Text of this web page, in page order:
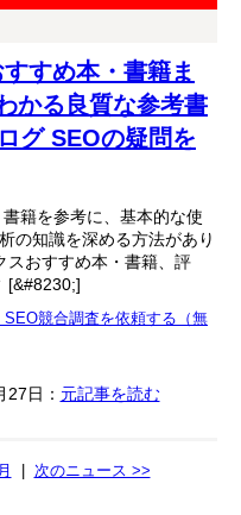
すめ本・書籍ま
かる良質な参考書
グ SEOの疑問を
籍を参考に、基本的な使
の知識を深める方法があり
スおすすめ本・書籍、評
[&#8230;]
競合調査を依頼する（無
27日： 元記事を読む
次のニュース >>